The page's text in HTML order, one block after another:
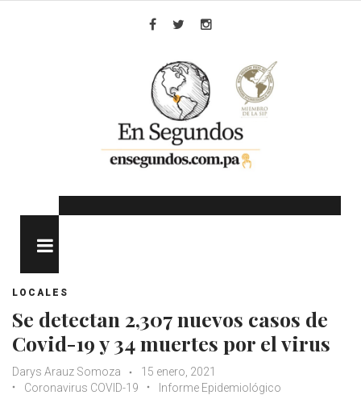
LOCALES
Se detectan 2,307 nuevos casos de
Covid-19 y 34 muertes por el virus
Darys Arauz Somoza
15 enero, 2021
Coronavirus COVID-19
Informe Epidemiológico